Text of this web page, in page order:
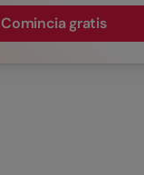
Comincia gratis